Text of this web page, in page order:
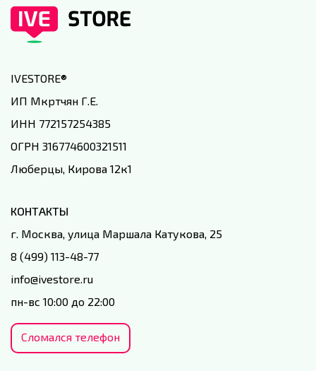
IVESTORE®
ИП Мкртчян Г.Е.
ИНН 772157254385
ОГРН 316774600321511
Люберцы, Кирова 12к1
КОНТАКТЫ
г. Москва, улица Маршала Катукова, 25
8 (499) 113-48-77
info@ivestore.ru
пн-вс 10:00 до 22:00
Сломался телефон